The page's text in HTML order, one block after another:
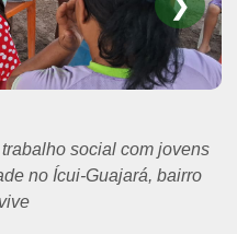
social com jovens
no Ícui-Guajará, bairro